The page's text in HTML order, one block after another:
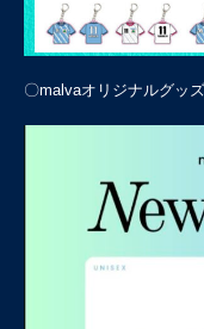
〇malvaオリジナルグッ